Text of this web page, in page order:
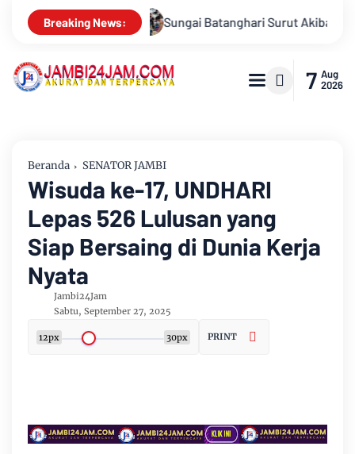
Breaking News:
Surut Akibat Kemarau, Pasokan Air Bersih Tirta Mayang
7 Aug
2026
Beranda SENATOR JAMBI
Wisuda ke-17, UNDHARI
Lepas 526 Lulusan yang
Siap Bersaing di Dunia Kerja
Nyata
Jambi24Jam
Sabtu, September 27, 2025
12px 30px PRINT